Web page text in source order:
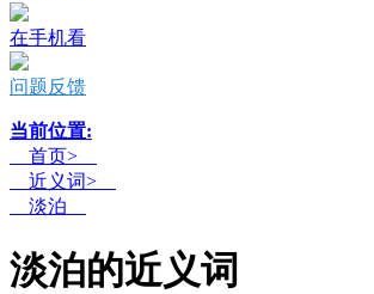
在手机看
问题反馈
当前位置:
首页>
近义词>
淡泊
淡泊的近义词